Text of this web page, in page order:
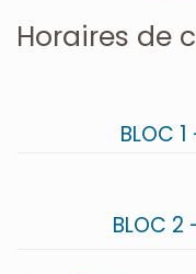
Horaires de
BLOC
BLOC